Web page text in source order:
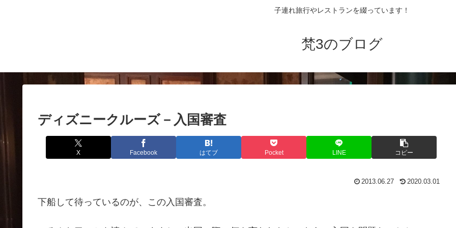
子連れ旅行やレストランを綴っています！
梵3のブログ
ディズニークルーズ－入国審査
X Facebook はてブ Pocket LINE コピー
2013.06.27 2020.03.01
下船して待っているのが、この入国審査。